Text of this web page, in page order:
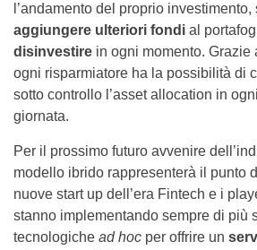
l’andamento del proprio
aggiungere ulteriori fondi al
disinvestire in ogni momento. Grazie
ogni risparmiatore ha la possibilità di
sotto controllo l’asset allocation in
giornata.
Per il prossimo futuro avvenire
modello ibrido rappresenterà il punto
nuove start up dell’era Fintech e i
stanno implementando sempre di più
tecnologiche ad hoc per offrire un